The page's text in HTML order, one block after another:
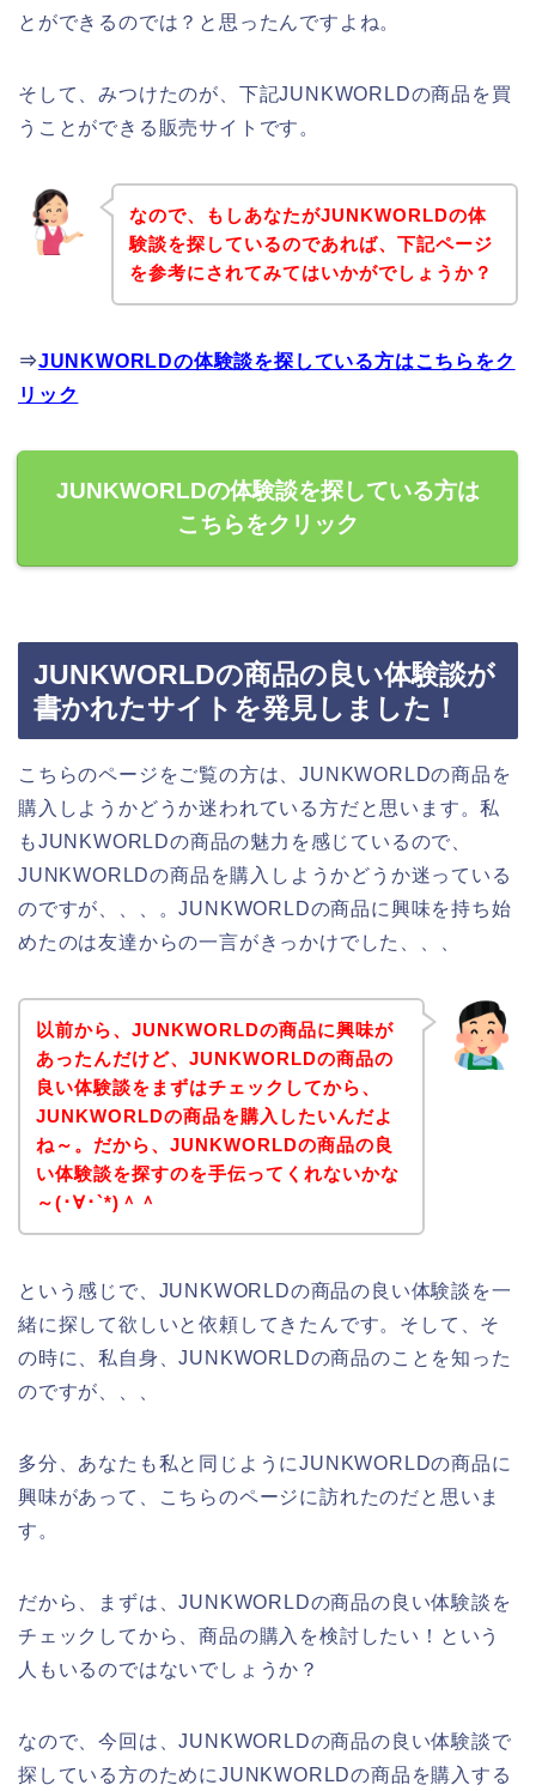
とができるのでは？と思ったんですよね。
そして、みつけたのが、下記JUNKWORLDの商品を買
うことができる販売サイトです。
なので、もしあなたがJUNKWORLDの体
験談を探しているのであれば、下記ページ
を参考にされてみてはいかがでしょうか？
⇒JUNKWORLDの体験談を探している方はこちらをク
リック
JUNKWORLDの体験談を探している方は
こちらをクリック
JUNKWORLDの商品の良い体験談が
書かれたサイトを発見しました！
こちらのページをご覧の方は、JUNKWORLDの商品を
購入しようかどうか迷われている方だと思います。私
もJUNKWORLDの商品の魅力を感じているので、
JUNKWORLDの商品を購入しようかどうか迷っている
のですが、、、。JUNKWORLDの商品に興味を持ち始
めたのは友達からの一言がきっかけでした、、、
以前から、JUNKWORLDの商品に興味が
あったんだけど、JUNKWORLDの商品の
良い体験談をまずはチェックしてから、
JUNKWORLDの商品を購入したいんだよ
ね～。だから、JUNKWORLDの商品の良
い体験談を探すのを手伝ってくれないかな
～(･∀･`*)＾＾
という感じで、JUNKWORLDの商品の良い体験談を一
緒に探して欲しいと依頼してきたんです。そして、そ
の時に、私自身、JUNKWORLDの商品のことを知った
のですが、、、
多分、あなたも私と同じようにJUNKWORLDの商品に
興味があって、こちらのページに訪れたのだと思いま
す。
だから、まずは、JUNKWORLDの商品の良い体験談を
チェックしてから、商品の購入を検討したい！という
人もいるのではないでしょうか？
なので、今回は、JUNKWORLDの商品の良い体験談で
探している方のためにJUNKWORLDの商品を購入する